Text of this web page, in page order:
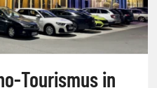
Tourismus in